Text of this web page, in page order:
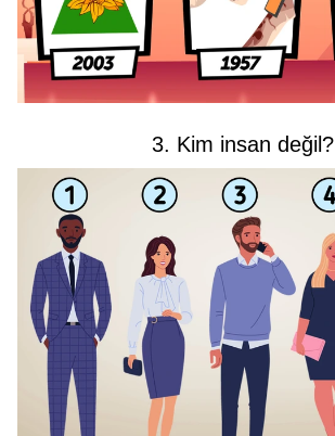
3. Kim insan değil?